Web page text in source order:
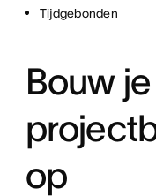
Tijdgebonden
Bouw je
op